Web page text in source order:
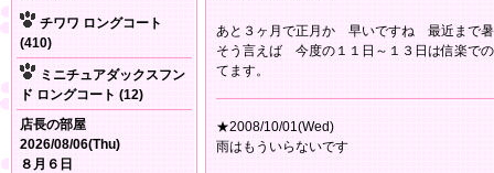
チワワ ロングコート
(410)
ミニチュアダックスフン
ド ロングコート (12)
店長の部屋
2026/08/06(Thu)
８月６日
あと３ヶ月で正月か 早いですね 最近まで
そう言えば 今度の１１日～１３日は信楽で
てます。
★2008/10/01(Wed)
雨はもういらないです